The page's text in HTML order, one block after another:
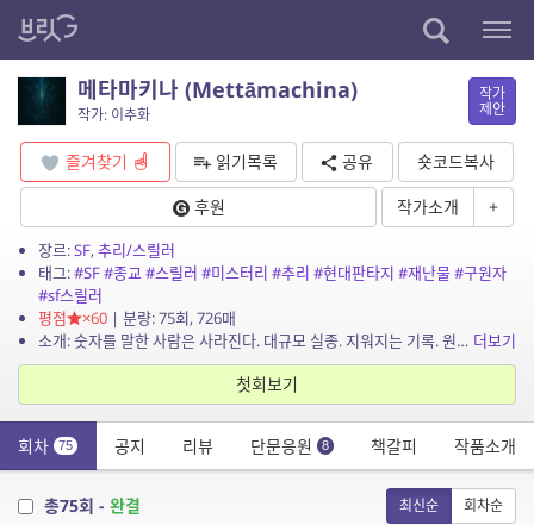
메타마키나 (Mettāmachina)
작가: 이추화
작가
제안
즐겨찾기 읽기목록 공유
숏코드복사
후원
작가소개 +
장르:SF,추리/스릴러
태그:#SF#종교#스릴러 #미스터리 #추리 #현대판타지 #재난물#구원자
#sf스릴러
평점
×60| 분량: 75회, 726매
소개: 숫자를 말한 사람은 사라진다. 대규모 실종. 지워지는 기록. 원인을 알 수 없는 재난. 인간과 신의 경계를 그린 장편 SF 스릴러. 더보기
첫회보기
회차 75 공지 리뷰 단문응원 8 책갈피 작품소개
총75회 - 완결 최신순 회차순